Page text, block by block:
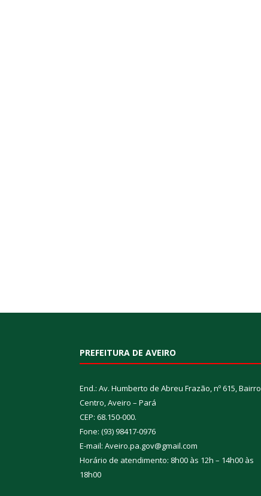
PREFEITURA DE AVEIRO
End.: Av. Humberto de Abreu Frazão, nº 615, Bairro
Centro, Aveiro – Pará
CEP: 68.150-000.
Fone: (93) 98417-0976
E-mail: Aveiro.pa.gov@gmail.com
Horário de atendimento: 8h00 às 12h – 14h00 às
18h00